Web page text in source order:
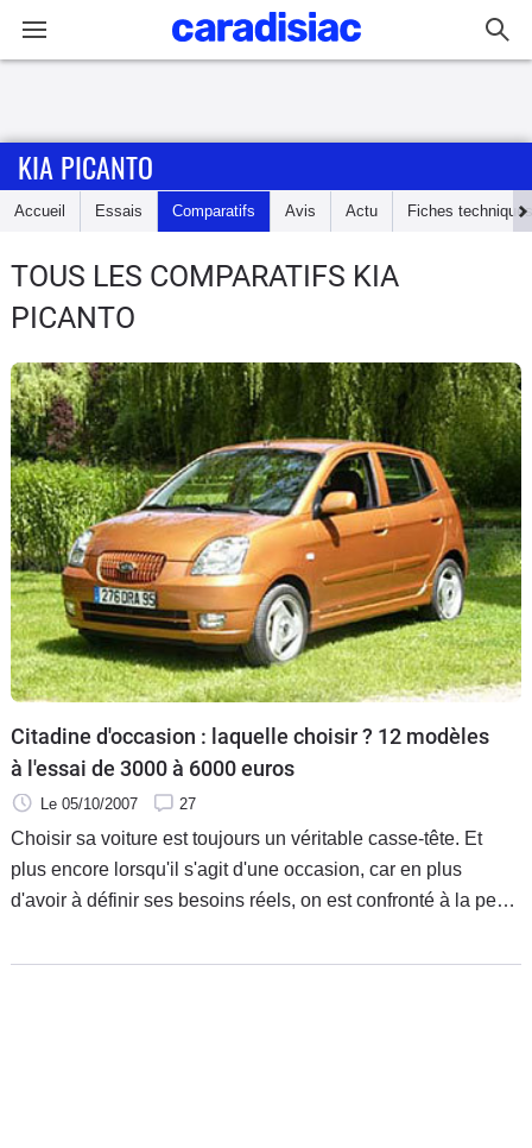
Accueil
Essais
d'achat
Electriques
Utilitaires
Flottes
Auto
Services
Forum
Moto
Marques
KIA PICANTO
Accueil Essais Comparatifs Avis Actu Fiches techniques
TOUS LES COMPARATIFS KIA
PICANTO
Citadine d'occasion : laquelle choisir ? 12 modèles
à l'essai de 3000 à 6000 euros
Le 05/10/2007 27
Choisir sa voiture est toujours un véritable casse-tête. Et
plus encore lorsqu'il s'agit d'une occasion, car en plus
d'avoir à définir ses besoins réels, on est confronté à la peur
garantie constructeur, souvent expirée. Alors pour vous